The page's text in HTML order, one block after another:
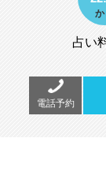
か
占い
電話予約